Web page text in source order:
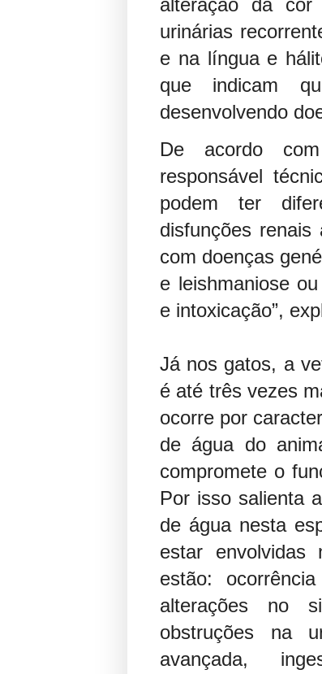
alteração da
urinárias
e na língua e
que indicam
desenvolvendo
De acordo
responsável
podem ter
disfunções renais
com doenças
e leishmaniose
e intoxicação”,
Já nos gatos, a
é até três vezes
ocorre por
de água do
compromete o
Por isso salienta
de água nesta
estar envolvidas
estão:
alterações no
obstruções na
avançada,